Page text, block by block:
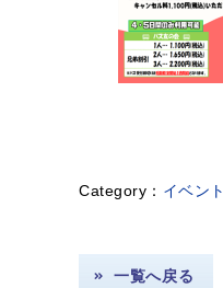
イベント
一覧へ戻る